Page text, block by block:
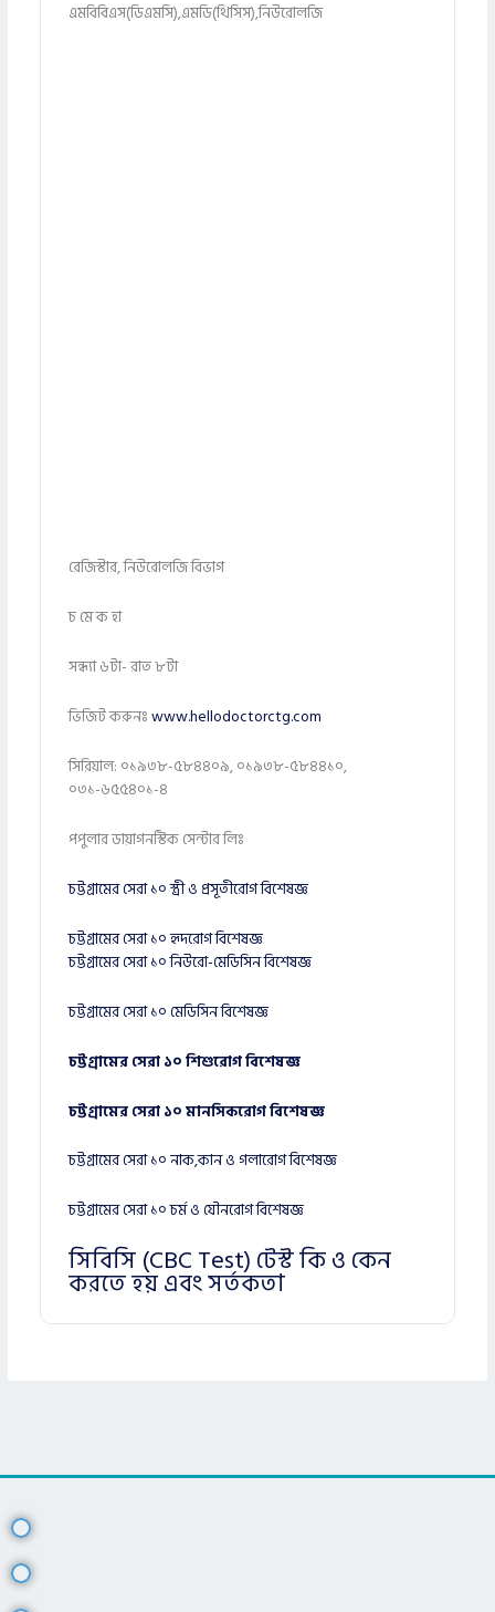
এমবিবিএস(ডিএমসি),এমডি(থিসিস),নিউরোলজি
রেজিস্টার, নিউরোলজি বিভাগ
চ মে ক হা
সন্ধ্যা ৬টা- রাত ৮টা
ভিজিট করুনঃwww.hellodoctorctg.com
সিরিয়াল: ০১৯৩৮-৫৮৪৪০৯, ০১৯৩৮-৫৮৪৪১০,
০৩১-৬৫৫৪০১-৪
পপুলার ডায়াগনস্টিক সেন্টার লিঃ
চট্টগ্রামের সেরা ১০ স্ত্রী ও প্রসূতীরোগ বিশেষজ্ঞ
চট্টগ্রামের সেরা ১০ হৃদরোগ বিশেষজ্ঞ
চট্টগ্রামের সেরা ১০ নিউরো-মেডিসিন বিশেষজ্ঞ
চট্টগ্রামের সেরা ১০ মেডিসিন বিশেষজ্ঞ
চট্টগ্রামের সেরা ১০ শিশুরোগ বিশেষজ্ঞ
চট্টগ্রামের সেরা ১০ মানসিকরোগ বিশেষজ্ঞ
চট্টগ্রামের সেরা ১০ নাক,কান ও গলারোগ বিশেষজ্ঞ
চট্টগ্রামের সেরা ১০ চর্ম ও যৌনরোগ বিশেষজ্ঞ
সিবিসি (CBC Test) টেস্ট কি ও কেন
করতে হয় এবং সর্তকতা